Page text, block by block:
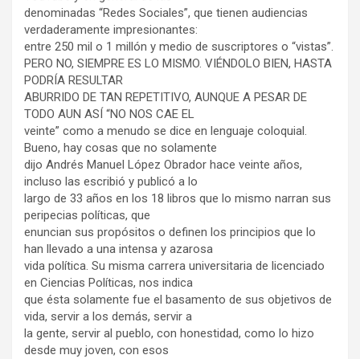
denominadas “Redes Sociales”, que tienen audiencias
verdaderamente impresionantes:
entre 250 mil o 1 millón y medio de suscriptores o “vistas”.
PERO NO, SIEMPRE ES LO MISMO. VIÉNDOLO BIEN, HASTA
PODRÍA RESULTAR
ABURRIDO DE TAN REPETITIVO, AUNQUE A PESAR DE
TODO AUN ASÍ “NO NOS CAE EL
veinte” como a menudo se dice en lenguaje coloquial.
Bueno, hay cosas que no solamente
dijo Andrés Manuel López Obrador hace veinte años,
incluso las escribió y publicó a lo
largo de 33 años en los 18 libros que lo mismo narran sus
peripecias políticas, que
enuncian sus propósitos o definen los principios que lo
han llevado a una intensa y azarosa
vida política. Su misma carrera universitaria de licenciado
en Ciencias Políticas, nos indica
que ésta solamente fue el basamento de sus objetivos de
vida, servir a los demás, servir a
la gente, servir al pueblo, con honestidad, como lo hizo
desde muy joven, con esos